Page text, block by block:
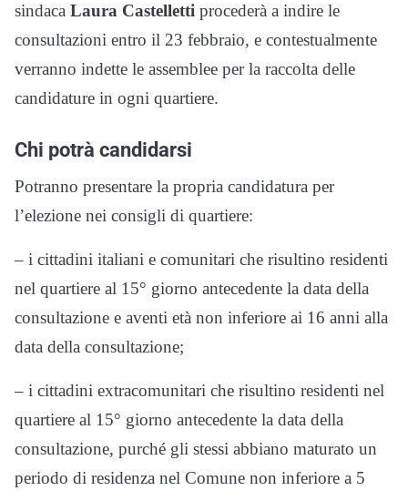
sindaca Laura Castelletti procederà a indire le
consultazioni entro il 23 febbraio, e contestualmente
verranno indette le assemblee per la raccolta delle
candidature in ogni quartiere.
Chi potrà candidarsi
Potranno presentare la propria candidatura per
l’elezione nei consigli di quartiere:
– i cittadini italiani e comunitari che risultino residenti
nel quartiere al 15° giorno antecedente la data della
consultazione e aventi età non inferiore ai 16 anni alla
data della consultazione;
– i cittadini extracomunitari che risultino residenti nel
quartiere al 15° giorno antecedente la data della
consultazione, purché gli stessi abbiano maturato un
periodo di residenza nel Comune non inferiore a 5